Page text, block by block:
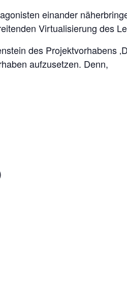
einander
Virtualisierung des
des Projektvorhabens
aufzusetzen. Denn,